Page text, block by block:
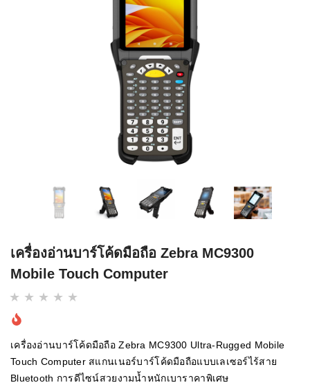
เครื่องอ่านบาร์โค้ดมือถือ Zebra MC9300
Mobile Touch Computer
เครื่องอ่านบาร์โค้ดมือถือ Zebra MC9300 Ultra-Rugged Mobile
Touch Computer สแกนเนอร์บาร์โค้ดมือถือแบบเลเซอร์ไร้สาย
Bluetooth การดีไซน์สวยงามน้ำหนักเบาราคาพิเศษ